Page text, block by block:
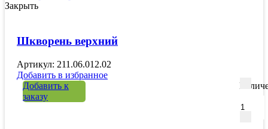
Закрыть
Шкворень верхний
Артикул: 211.06.012.02
Добавить в избранное
Добавить к
заказу